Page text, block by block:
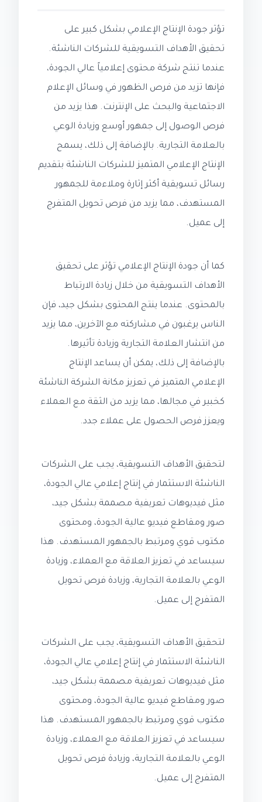
تؤثر جودة الإنتاج الإعلامي بشكل كبير على
تحقيق الأهداف التسويقية للشركات الناشئة.
عندما تنتج شركة محتوى إعلامياً عالي الجودة،
فإنها تزيد من فرص الظهور في وسائل الإعلام
الاجتماعية والبحث على الإنترنت. هذا يزيد من
فرص الوصول إلى جمهور أوسع وزيادة الوعي
بالعلامة التجارية. بالإضافة إلى ذلك، يسمح
الإنتاج الإعلامي المتميز للشركات الناشئة بتقديم
رسائل تسويقية أكثر إثارة وملاءمة للجمهور
المستهدف، مما يزيد من فرص تحويل المتفرج
إلى عميل.
كما أن جودة الإنتاج الإعلامي تؤثر على تحقيق
الأهداف التسويقية من خلال زيادة الارتباط
بالمحتوى. عندما ينتج المحتوى بشكل جيد، فإن
الناس يرغبون في مشاركته مع الآخرين، مما يزيد
من انتشار العلامة التجارية وزيادة تأثيرها.
بالإضافة إلى ذلك، يمكن أن يساعد الإنتاج
الإعلامي المتميز في تعزيز مكانة الشركة الناشئة
كخبير في مجالها، مما يزيد من الثقة مع العملاء
ويعزز فرص الحصول على عملاء جدد.
لتحقيق الأهداف التسويقية، يجب على الشركات
الناشئة الاستثمار في إنتاج إعلامي عالي الجودة،
مثل فيديوهات تعريفية مصممة بشكل جيد،
صور ومقاطع فيديو عالية الجودة، ومحتوى
مكتوب قوي ومرتبط بالجمهور المستهدف. هذا
سيساعد في تعزيز العلاقة مع العملاء، وزيادة
الوعي بالعلامة التجارية، وزيادة فرص تحويل
المتفرج إلى عميل.
لتحقيق الأهداف التسويقية، يجب على الشركات
الناشئة الاستثمار في إنتاج إعلامي عالي الجودة،
مثل فيديوهات تعريفية مصممة بشكل جيد،
صور ومقاطع فيديو عالية الجودة، ومحتوى
مكتوب قوي ومرتبط بالجمهور المستهدف. هذا
سيساعد في تعزيز العلاقة مع العملاء، وزيادة
الوعي بالعلامة التجارية، وزيادة فرص تحويل
المتفرج إلى عميل.